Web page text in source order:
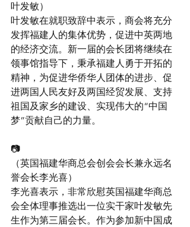
叶发敏）
叶发敏在就职致辞中表示，商会将充分
发挥福建人的集体优势，促进中英两地
的经济交流。新一届的会长团将继续在
领事馆指导下，秉承福建人勇于开拓的
精神，为促进华侨华人团体的进步、促
进两国人民友好及两国经贸发展、支持
祖国及家乡的建设、实现伟大的“中国
梦”贡献自己的力量。
📷
（英国福建华商总会创会会长兼永远名
誉会长李光喜）
李光喜表示，非常欣慰英国福建华商总
会全体理事推选出一位实干家叶发敏先
生作为第三届会长。作为参加新中国成